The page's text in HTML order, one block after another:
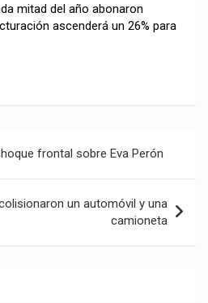
mitad del año abonaron
ascenderá un 26% para
frontal sobre Eva Perón
un automóvil y una
camioneta